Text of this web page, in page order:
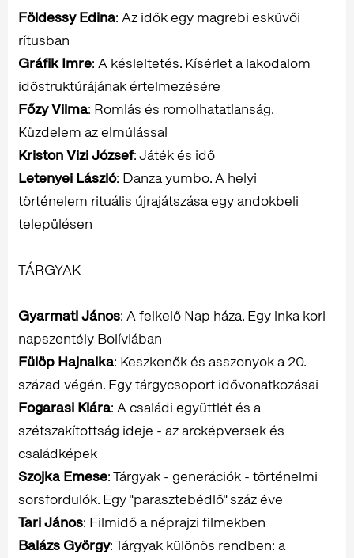
Földessy Edina: Az idők egy magrebi esküvői
rítusban
Gráfik Imre: A késleltetés. Kísérlet a lakodalom
időstruktúrájának értelmezésére
Főzy Vilma: Romlás és romolhatatlanság.
Küzdelem az elmúlással
Kriston Vizi József: Játék és idő
Letenyei László: Danza yumbo. A helyi
történelem rituális újrajátszása egy andokbeli
településen
TÁRGYAK
Gyarmati János: A felkelő Nap háza. Egy inka kori
napszentély Bolíviában
Fülöp Hajnalka: Keszkenők és asszonyok a 20.
század végén. Egy tárgycsoport idővonatkozásai
Fogarasi Klára: A családi együttlét és a
szétszakítottság ideje - az arcképversek és
családképek
Szojka Emese: Tárgyak - generációk - történelmi
sorsfordulók. Egy "parasztebédlő" száz éve
Tari János: Filmidő a néprajzi filmekben
Balázs György: Tárgyak különös rendben: a